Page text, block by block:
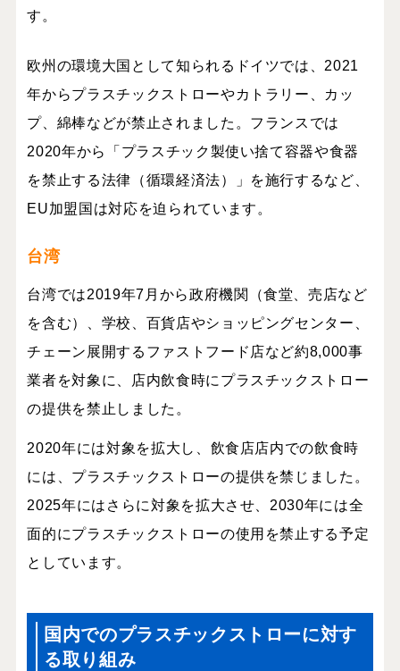
す。
欧州の環境大国として知られるドイツでは、 2021
年からプラスチックストローやカトラリー、カッ
プ、綿棒などが禁止されました。フランスでは
2020年から「プラスチック製使い捨て容器や食器
を禁止する法律（循環経済法）」を施行するなど、
EU加盟国は対応を迫られています。
台湾
台湾では2019年7 月から政府機関（食堂、売店など
を含む）、学校、百貨店やショッピングセンター、
チェーン展開するファストフード店など約8,000事
業者を対象に、店内飲食時にプラスチックストロー
の提供を禁止しました。
2020年には対象を拡大し、飲食店店内での飲食時
には、プラスチックストローの提供を禁じました。
2025年にはさらに対象を拡大させ、 2030年には全
面的にプラスチックストローの使用を禁止する予定
としています。
国内でのプラスチックストローに対す
る取り組み